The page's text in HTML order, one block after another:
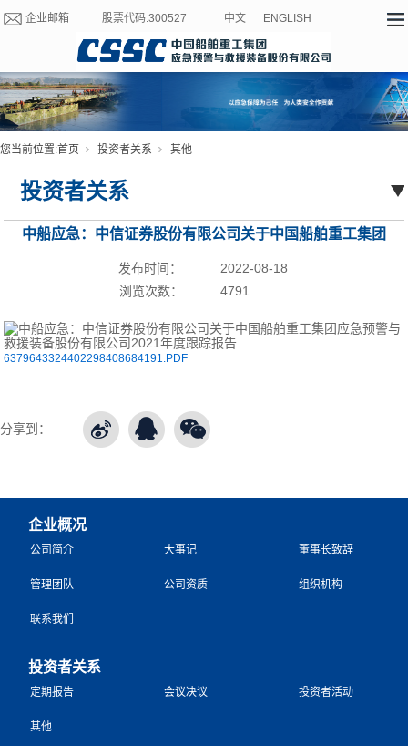
企业邮箱 股票代码:300527 中文 ENGLISH
您当前位置:首页 投资者关系 其他
投资者关系
中船应急：中信证券股份有限公司关于中国船舶重工集团
应急预警与救援装备股份有限公司2021年度跟踪报告
2022-08-18
发布时间：
4791
浏览次数：
6379643324402298408684191.PDF
分享到：
企业概况
公司简介 大事记 董事长致辞
管理团队 公司资质 组织机构
联系我们
投资者关系
定期报告 会议决议 投资者活动
其他